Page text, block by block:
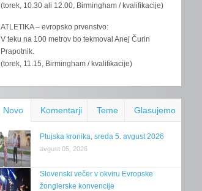
(torek, 10.30 ali 12.00, Birmingham / kvalifikacije)
ATLETIKA – evropsko prvenstvo:
V teku na 100 metrov bo tekmoval Anej Čurin
Prapotnik.
(torek, 11.15, Birmingham / kvalifikacije)
Novo Komentarji Teme Glasujemo
Ptujska kronika, sreda 5. avgust 2026
avgust 05, 2026
Slovenski večer v okviru Evropske
žonglerske konvencije